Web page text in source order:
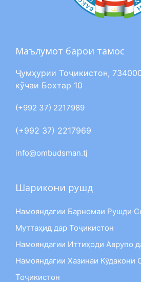
Маълумот барои тамос
Ҷумҳурии Тоҷикистон,
кӯчаи Бохтар 10
(+992 37) 2217989
(+992 37) 2217969
info@ombudsman.tj
Шарикони рушд
Намояндагии Барномаи Рушди
Муттаҳид дар Тоҷикистон
Намояндагии Иттиҳоди Аврупо
Намояндагии Хазинаи
Тоҷикистон